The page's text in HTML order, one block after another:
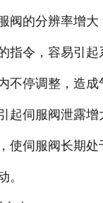
阀的分辨率增
指令，容易引起
不停调整，造成
起伺服阀泄露增
使伺服阀长期
。